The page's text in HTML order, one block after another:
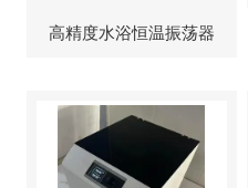
高精度水浴恒温振荡器